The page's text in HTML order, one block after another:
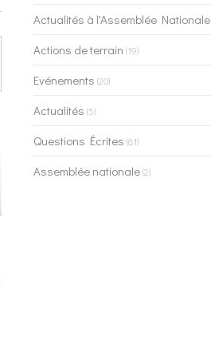
Actualités à l'Assemblée Nationale
Actions de terrain (19)
Evénements (20)
Actualités (5)
Questions Écrites (81)
Assemblée nationale(2)